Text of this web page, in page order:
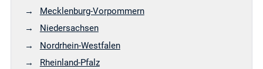
Mecklenburg-Vorpommern
Niedersachsen
Nordrhein-Westfalen
Rheinland-Pfalz